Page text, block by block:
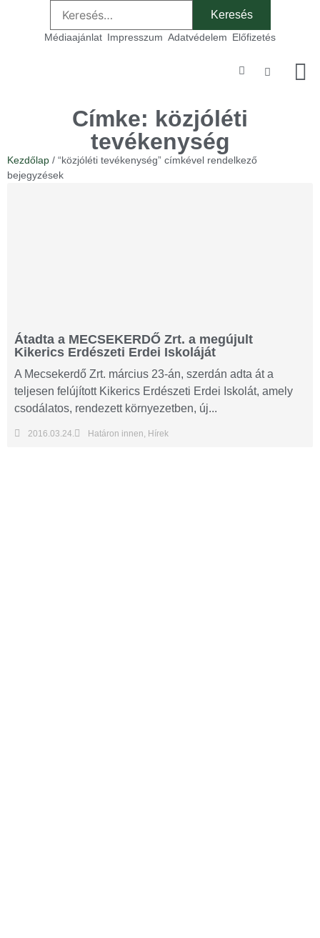
Médiaajánlat Impresszum Adatvédelem Előfizetés
Címke: közjóléti
tevékenység
Kezdőlap / “közjóléti tevékenység” címkével rendelkező
bejegyzések
Átadta a MECSEKERDŐ Zrt. a megújult
Kikerics Erdészeti Erdei Iskoláját
A Mecsekerdő Zrt. március 23-án, szerdán adta át a
teljesen felújított Kikerics Erdészeti Erdei Iskolát, amely
csodálatos, rendezett környezetben, új...
2016.03.24. Határon innen, Hírek